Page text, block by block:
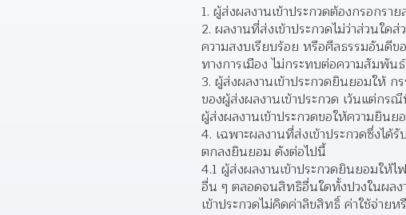
ผู้ส่งผลงานเข้าประกวดต้องกรอกร
ผลงานที่ส่งเข้าประกวดไม่ว่าส่วนใ
ความสงบเรียบร้อย หรือศีลธรรมอันดี
ทางการเมือง ไม่กระทบต่อความสัมพันธ์
ผู้ส่งผลงานเข้าประกวดยินยอมให้ ก
ของผู้ส่งผลงานเข้าประกวด เว้นแต่กร
ผู้ส่งผลงานเข้าประกวดขอให้ความยินย
เฉพาะผลงานที่ส่งเข้าประกวดซึ่งได้
ตกลงยินยอม ดังต่อไปนี้
4.1 ผู้ส่งผลงานเข้าประกวดยินยอมใ
อื่น ๆ ตลอดจนสิทธิอื่นใดทั้งปวงในผลง
เข้าประกวดไม่คิดค่าลิขสิทธิ์ ค่าใช้จ่า